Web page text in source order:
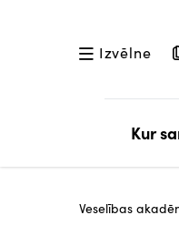
Izvēlne
Kur
Veselības